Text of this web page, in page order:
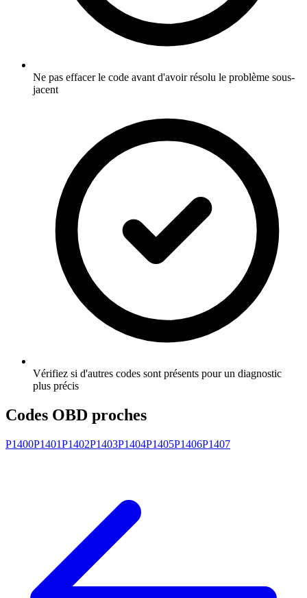
Ne pas effacer le code avant d'avoir résolu le problème sous-
jacent
Vérifiez si d'autres codes sont présents pour un diagnostic
plus précis
Codes OBD proches
P1400P1401P1402P1403P1404P1405P1406P1407